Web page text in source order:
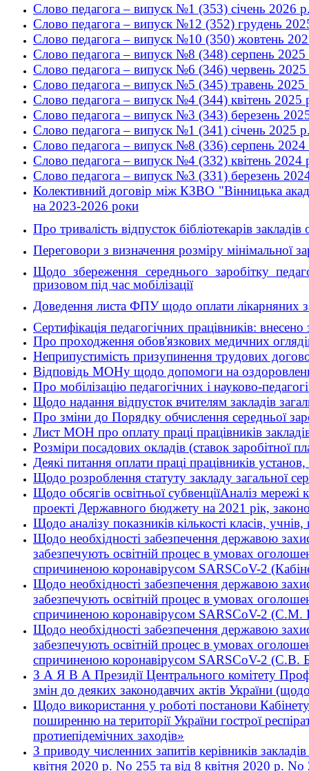
Слово педагога – випуск №1 (353) січень 2026
Слово педагога – випуск №12 (352) грудень
Слово педагога – випуск №10 (350) жовтень
Слово педагога – випуск №8 (348) серпень 2025
Слово педагога – випуск №6 (346) червень
Слово педагога – випуск №5 (345) травень 2025
Слово педагога – випуск №4 (344) квітень 2025
Слово педагога – випуск №3 (343) березень
Слово педагога – випуск №1 (341) cічень 2025
Слово педагога – випуск №8 (336) cерпень 2024
Слово педагога – випуск №4 (332) квітень 2024
Слово педагога – випуск №3 (331) березень
Колективний договір між КЗВО "Вінницька
на 2023-2026 роки
Про тривалість відпусток бібліотекарів
Переговори з визначення розміру мінімальної
Щодо збереження середнього заробітку
призовом під час мобілізації
Доведення листа ФПУ щодо оплати лікарняних
Сертифікація педагогічних працівників:
Про проходження обов'язкових медичних
Неприпустимість призупинення трудових
Відповідь МОНу щодо допомоги на
Про мобілізацію педагогічних і науково-
Щодо надання відпусток вчителям закладів
Про зміни до Порядку обчислення середньої
Лист МОН про оплату праці працівників
Розміри посадових окладів (ставок заробітної
Деякі питання оплати праці працівників
Щодо розроблення статуту закладу загальної
Щодо обсягів освітньої субвенціїАналіз
проекті Державного бюджету на 2021 рік,
Щодо аналізу показників кількості класів,
Щодо необхідності забезпечення державою
забезпечують освітній процес в умовах
спричиненою коронавірусом SARSCoV-2
Щодо необхідності забезпечення державою
забезпечують освітній процес в умовах
спричиненою коронавірусом SARSCoV-2 (С.М.
Щодо необхідності забезпечення державою
забезпечують освітній процес в умовах
спричиненою коронавірусом SARSCoV-2 (С.В.
З А Я В А Президії Центрального комітету
змін до деяких законодавчих актів України
Щодо використання у роботі постанови
поширенню на території України гострої
протиепідемічних заходів»
З приводу численних запитів керівників
квітня 2020 р. No 255 та від 8 квітня 2020 р.